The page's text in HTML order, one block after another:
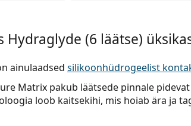
Hydraglyde (6 läätse)
ainulaadsed silikoonhüdrogeelist
Matrix pakub läätsede pinnale
loob kaitsekihi, mis hoiab ära ja